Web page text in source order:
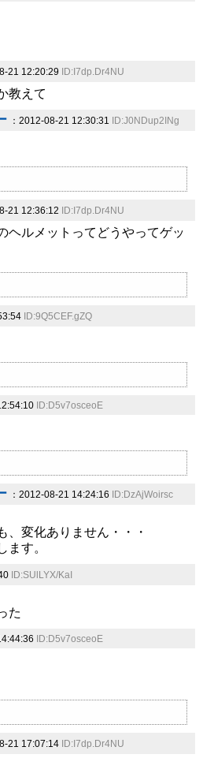
21 12:20:29 ID:I7dp.Dr4NU
教えて
：2012-08-21 12:30:31 ID:J0NDup2INg
21 12:36:12 ID:I7dp.Dr4NU
ヘルメットってどうやってゲッ
ID:9Q5CEF.gZQ
ID:D5v7osceoE
：2012-08-21 14:24:16 ID:DzAjWoirsc
、変化ありません・・・
ます。
ID:SUlLYX/KaI
た
ID:D5v7osceoE
21 17:07:14 ID:I7dp.Dr4NU